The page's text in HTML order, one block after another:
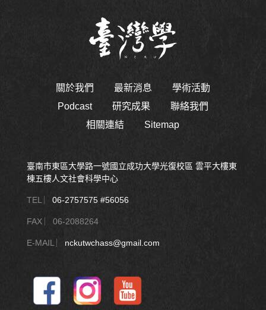
關於我們 最新消息
學術活動
Podcast
研究成果
聯絡我們
相關連結
Sitemap
臺南市東區大學路一號國立成功大學光復校區 雲平大樓東
棟五樓人文社會科學中心
TEL ︳ 06-2757575 #56056
FAX ︳06-2088264
E-MAIL ︳ nckutwchass@gmail.com